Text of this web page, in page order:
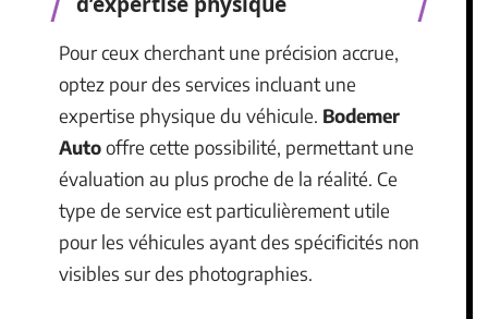
Pour ceux cherchant une précision accrue,
optez pour des services incluant une
expertise physique du véhicule. Bodemer
Autooffre cette possibilité, permettant une
évaluation au plus proche de la réalité. Ce
type de service est particulièrement utile
pour les véhicules ayant des spécificités non
visibles sur des photographies.